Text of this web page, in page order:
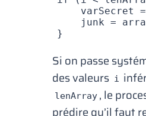
    varSecret
=
    junk
=
}
Si on passe
des valeurs i
lenArray , le
prédire qu’il faut